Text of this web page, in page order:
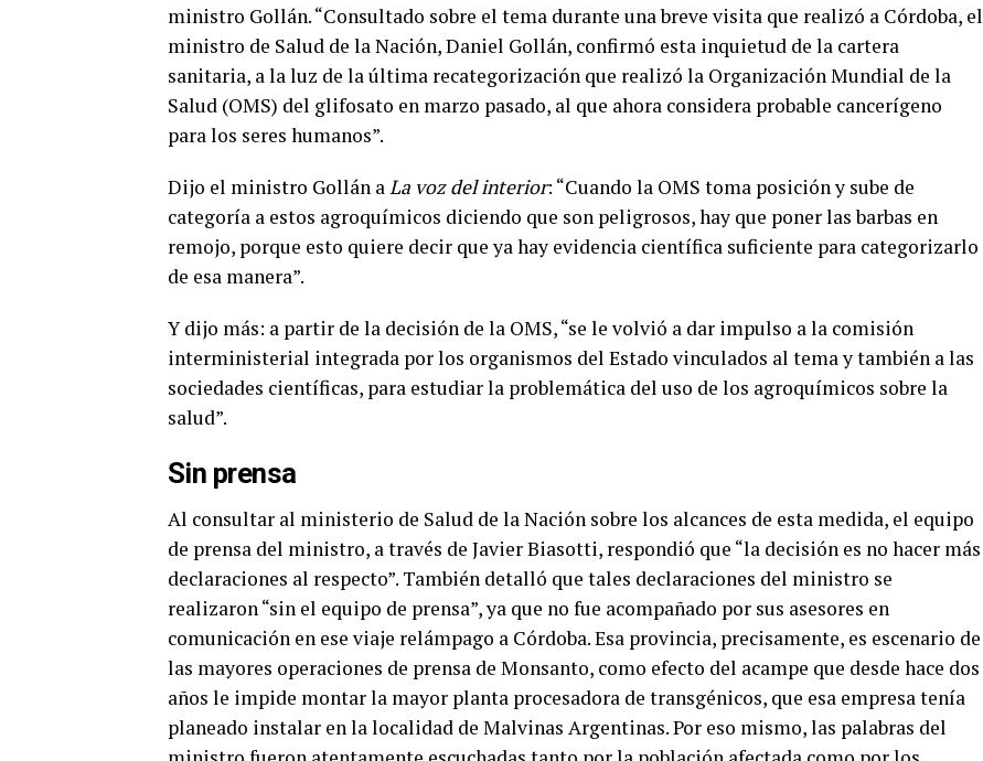
ministro Gollán. “Consultado sobre el tema durante una breve visita que realizó a Córdoba, el
ministro de Salud de la Nación, Daniel Gollán, confirmó esta inquietud de la cartera
sanitaria, a la luz de la última recategorización que realizó la Organización Mundial de la
Salud (OMS) del glifosato en marzo pasado, al que ahora considera probable cancerígeno
para los seres humanos”.
Dijo el ministro Gollán aLa voz del interior: “Cuando la OMS toma posición y sube de
categoría a estos agroquímicos diciendo que son peligrosos, hay que poner las barbas en
remojo, porque esto quiere decir que ya hay evidencia científica suficiente para categorizarlo
de esa manera”.
Y dijo más: a partir de la decisión de la OMS, “se le volvió a dar impulso a la comisión
interministerial integrada por los organismos del Estado vinculados al tema y también a las
sociedades científicas, para estudiar la problemática del uso de los agroquímicos sobre la
salud”.
Sin prensa
Al consultar al ministerio de Salud de la Nación sobre los alcances de esta medida, el equipo
de prensa del ministro, a través de Javier Biasotti, respondió que “la decisión es no hacer más
declaraciones al respecto”. También detalló que tales declaraciones del ministro se
realizaron “sin el equipo de prensa”, ya que no fue acompañado por sus asesores en
comunicación en ese viaje relámpago a Córdoba. Esa provincia, precisamente, es escenario de
las mayores operaciones de prensa de Monsanto, como efecto del acampe que desde hace dos
años le impide montar la mayor planta procesadora de transgénicos, que esa empresa tenía
planeado instalar en la localidad de Malvinas Argentinas. Por eso mismo, las palabras del